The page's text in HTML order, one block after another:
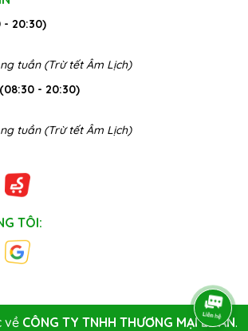
- 20:30)
tuần (Trừ tết Âm Lịch)
(08:30 - 20:30)
tuần (Trừ tết Âm Lịch)
TÔI:
về CÔNG TY TNHH THƯƠNG MẠI LÊ AN.